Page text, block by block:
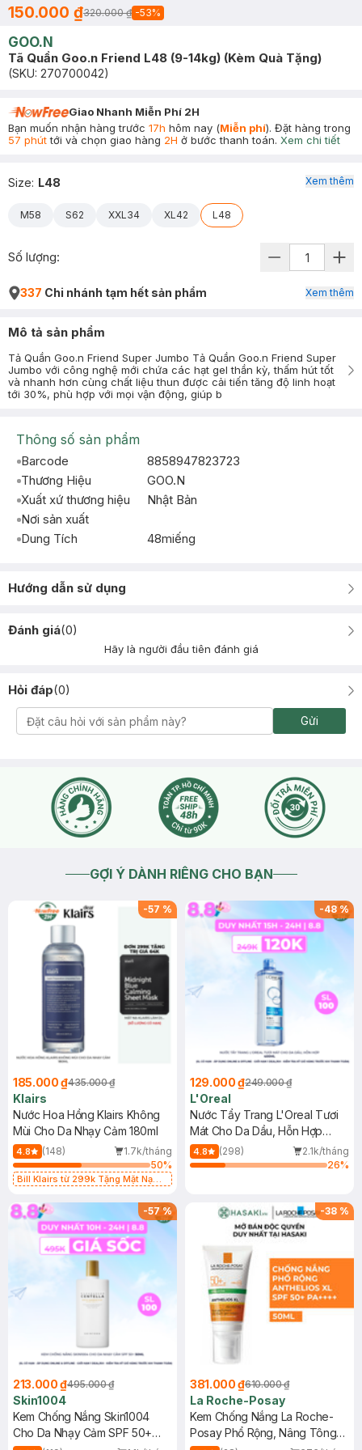
150.000 ₫320.000 ₫ -53%
GOO.N
Tã Quần Goo.n Friend L48 (9-14kg) (Kèm Quà Tặng)
(SKU: 270700042)
Giao Nhanh Miễn Phí 2H
Bạn muốn nhận hàng trước 17h hôm nay (Miễn phí). Đặt hàng trong
57 phúttới và chọn giao hàng 2H ở bước thanh toán. Xem chi tiết
Size: L48
M58 S62 XXL34 XL42 L48
Xem thêm
Số lượng:
337 Chi nhánh tạm hết sản phẩm Xem thêm
Mô tả sản phẩm
Tả Quần Goo.n Friend Super Jumbo Tả Quần Goo.n Friend Super
Jumbo với công nghệ mới chứa các hạt gel thần kỳ, thấm hút tốt
và nhanh hơn cùng chất liệu thun được cải tiến tăng độ linh hoạt
tới 30%, phù hợp với mọi vận động, giúp b
Thông số sản phẩm
Barcode
8858947823723
Thương Hiệu
GOO.N
Xuất xứ thương hiệu
Nhật Bản
Nơi sản xuất
Dung Tích
48miếng
Hướng dẫn sử dụng
Đánh giá(0)
Hãy là người đầu tiên đánh giá
Hỏi đáp(0)
Gửi
GỢI Ý DÀNH RIÊNG CHO BẠN
-57 %
185.000 ₫435.000 ₫
Klairs
Nước Hoa Hồng Klairs Không
Mùi Cho Da Nhạy Cảm 180ml
4.8 (148)
1.7k/tháng
50%
Bill Klairs từ 299k Tặng Mặt Nạ
25ml (SL Có Hạn)
-48%
129.000 ₫249.000 ₫
L'Oreal
Nước Tẩy Trang L'Oreal Tươi
Mát Cho Da Dầu, Hỗn Hợp
400ml
4.8 (298)
2.1k/tháng
26%
-57%
213.000 ₫495.000 ₫
Skin1004
Kem Chống Nắng Skin1004
Cho Da Nhạy Cảm SPF 50+
-38 %
381.000 ₫610.000 ₫
La Roche-Posay
Kem Chống Nắng La Roche-
Posay Phổ Rộng, Nâng Tông